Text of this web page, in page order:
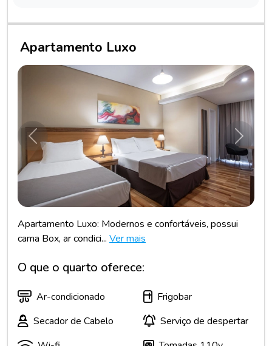
Apartamento Luxo
Anterior
Apartamento Luxo: Modernos e confortáveis, possui
cama Box, ar condici... Ver mais
O que o quarto oferece:
Ar-condicionado
Frigobar
Secador de Cabelo
Serviço de despertar